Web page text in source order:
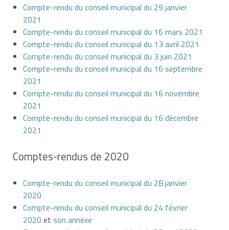
Compte-rendu du conseil municipal du 29 janvier
2021
Compte-rendu du conseil municipal du 16 mars 2021
Compte-rendu du conseil municipal du 13 avril 2021
Compte-rendu du conseil municipal du 3 juin 2021
Compte-rendu du conseil municipal du 16 septembre
2021
Compte-rendu du conseil municipal du 16 novembre
2021
Compte-rendu du conseil municipal du 16 décembre
2021
Comptes-rendus de 2020
Compte-rendu du conseil municipal du 28 janvier
2020
Compte-rendu du conseil municipal du 24 février
2020 et son annexe